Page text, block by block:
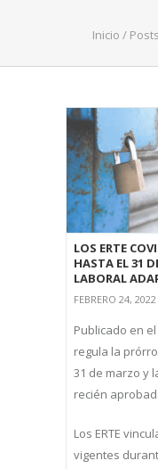
Inicio /
LOS ERTE
HASTA EL 31
LABORAL
FEBRERO 24, 2022
Publicado en
regula la
31 de marzo y
recién
Los ERTE
vigentes